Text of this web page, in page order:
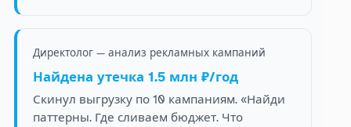
Директолог — анализ рекламных кампаний
Найдена утечка 1.5 млн ₽/год
Скинул выгрузку по 10 кампаниям. «Найди
паттерны. Где сливаем бюджет. Что